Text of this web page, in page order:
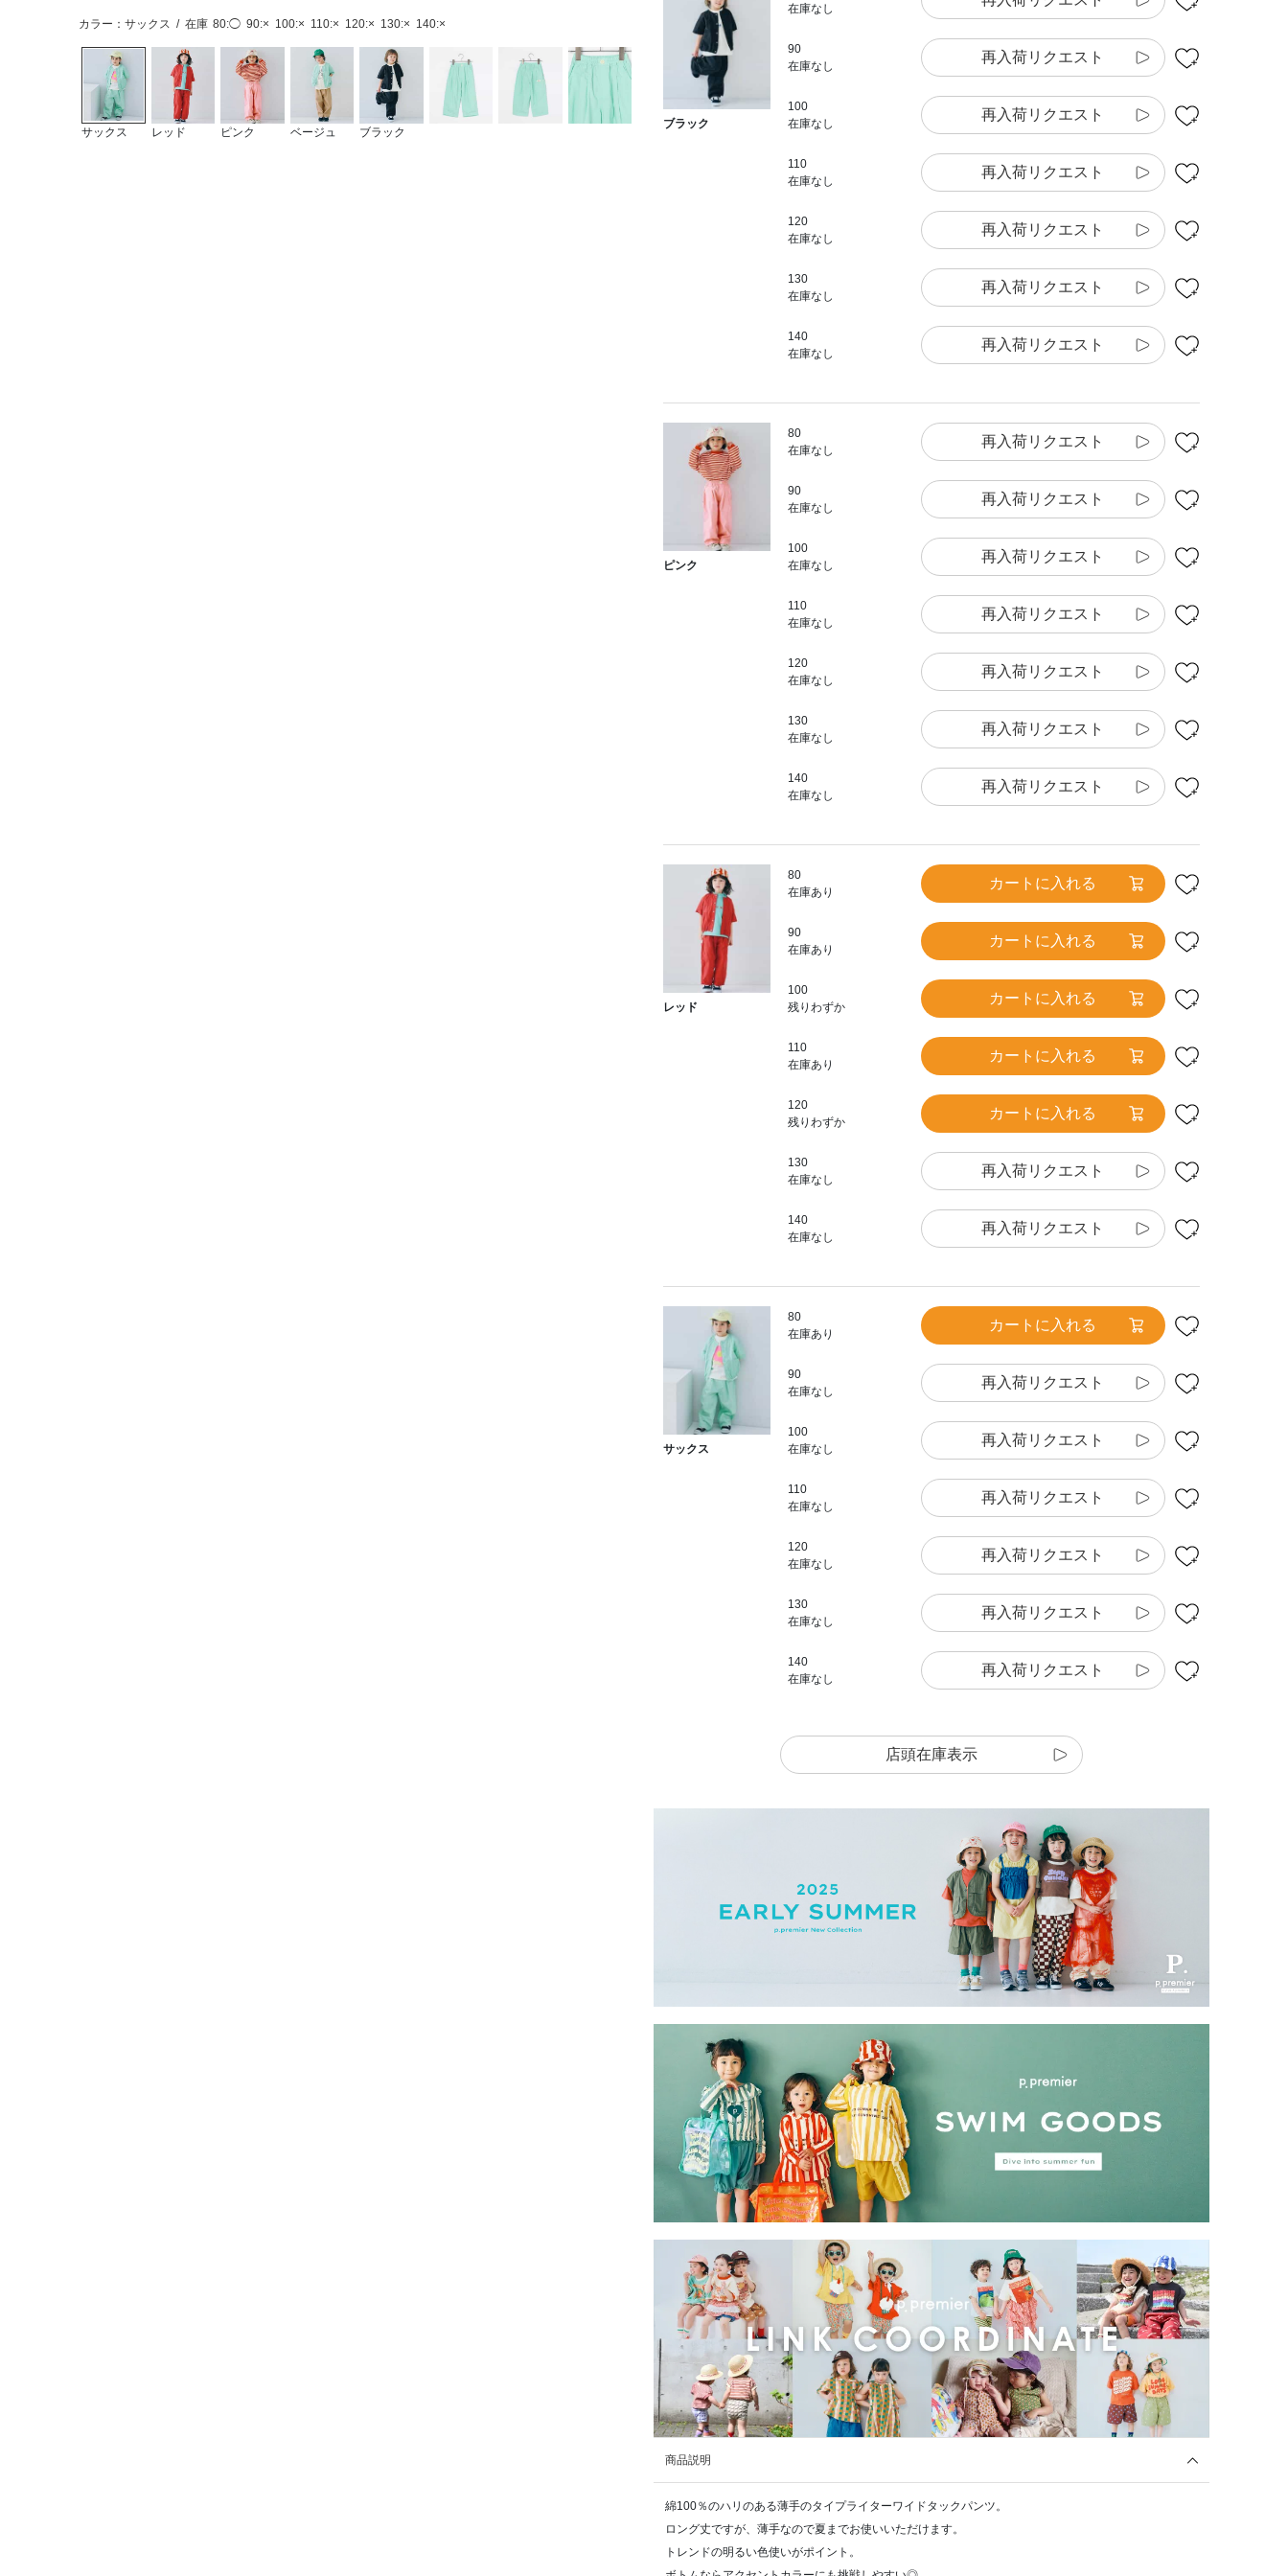
カラー：サックス / 在庫 80:◯ 90:× 100:× 110:× 120:× 130:× 140:×
サックス レッド ピンク ベージュ ブラック
ブラック
在庫なし
90
在庫なし
再入荷リクエスト
100
在庫なし
再入荷リクエスト
110
在庫なし
再入荷リクエスト
120
在庫なし
再入荷リクエスト
130
在庫なし
再入荷リクエスト
140
在庫なし
再入荷リクエスト
ピンク
80
在庫なし
再入荷リクエスト
90
在庫なし
再入荷リクエスト
100
在庫なし
再入荷リクエスト
110
在庫なし
再入荷リクエスト
120
在庫なし
再入荷リクエスト
130
在庫なし
再入荷リクエスト
140
在庫なし
再入荷リクエスト
レッド
80
在庫あり
カートに入れる
90
在庫あり
カートに入れる
100
残りわずか
カートに入れる
110
在庫あり
カートに入れる
120
残りわずか
カートに入れる
130
在庫なし
再入荷リクエスト
140
在庫なし
再入荷リクエスト
サックス
80
在庫あり
カートに入れる
90
在庫なし
再入荷リクエスト
100
在庫なし
再入荷リクエスト
110
在庫なし
再入荷リクエスト
120
在庫なし
再入荷リクエスト
130
在庫なし
再入荷リクエスト
140
在庫なし
再入荷リクエスト
店頭在庫表示
商品説明
綿100％のハリのある薄手のタイプライターワイドタックパンツ。
ロング丈ですが、薄手なので夏までお使いいただけます。
トレンドの明るい色使いがポイント。